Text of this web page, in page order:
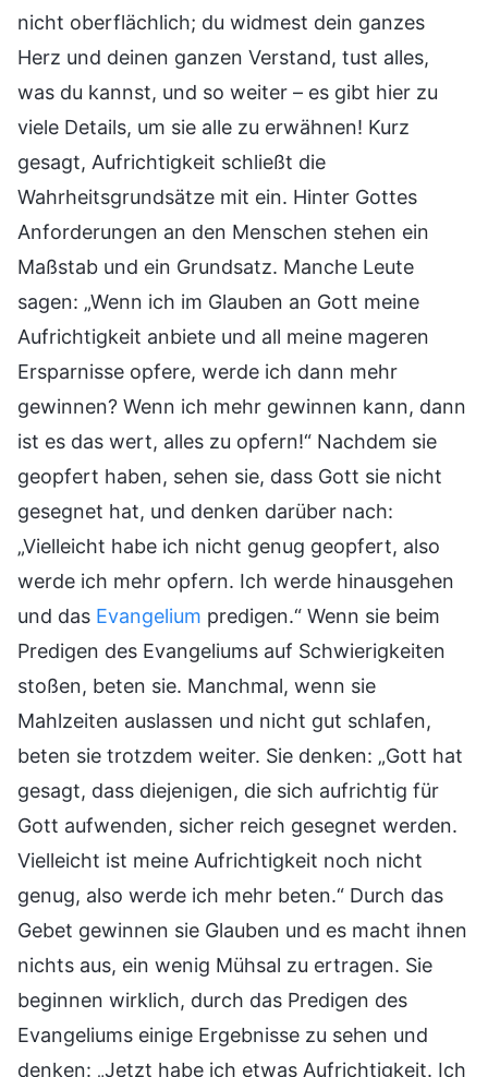
nicht oberflächlich; du widmest dein ganzes
Herz und deinen ganzen Verstand, tust alles,
was du kannst, und so weiter – es gibt hier zu
viele Details, um sie alle zu erwähnen! Kurz
gesagt, Aufrichtigkeit schließt die
Wahrheitsgrundsätze mit ein. Hinter Gottes
Anforderungen an den Menschen stehen ein
Maßstab und ein Grundsatz. Manche Leute
sagen: „Wenn ich im Glauben an Gott meine
Aufrichtigkeit anbiete und all meine mageren
Ersparnisse opfere, werde ich dann mehr
gewinnen? Wenn ich mehr gewinnen kann, dann
ist es das wert, alles zu opfern!“ Nachdem sie
geopfert haben, sehen sie, dass Gott sie nicht
gesegnet hat, und denken darüber nach:
„Vielleicht habe ich nicht genug geopfert, also
werde ich mehr opfern. Ich werde hinausgehen
und das Evangelium predigen.“ Wenn sie beim
Predigen des Evangeliums auf Schwierigkeiten
stoßen, beten sie. Manchmal, wenn sie
Mahlzeiten auslassen und nicht gut schlafen,
beten sie trotzdem weiter. Sie denken: „Gott hat
gesagt, dass diejenigen, die sich aufrichtig für
Gott aufwenden, sicher reich gesegnet werden.
Vielleicht ist meine Aufrichtigkeit noch nicht
genug, also werde ich mehr beten.“ Durch das
Gebet gewinnen sie Glauben und es macht ihnen
nichts aus, ein wenig Mühsal zu ertragen. Sie
beginnen wirklich, durch das Predigen des
Evangeliums einige Ergebnisse zu sehen und
denken: „Jetzt habe ich etwas Aufrichtigkeit. Ich